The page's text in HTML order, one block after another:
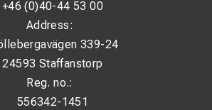
+46 (0)40-44 53 00
Address:
339-24
24593 Staffanstorp
Reg. no.:
556342-1451